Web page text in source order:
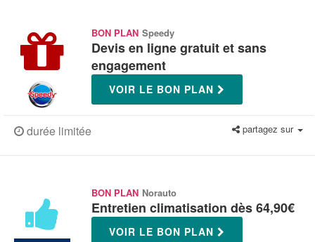
BON PLAN Speedy
Devis en ligne gratuit et sans
engagement
VOIR LE BON PLAN
durée limitée partagez sur
BON PLAN Norauto
Entretien climatisation dès 64,90€
VOIR LE BON PLAN